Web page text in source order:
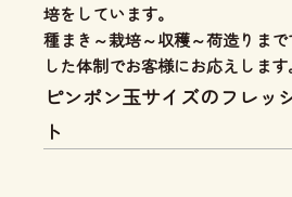
培をしています。
種まき～栽培～収穫～荷造りま
した体制でお客様にお応えします
ピンポン玉サイズのフレッ
ト